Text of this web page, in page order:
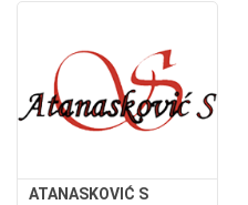
ATANASKOVIĆ S